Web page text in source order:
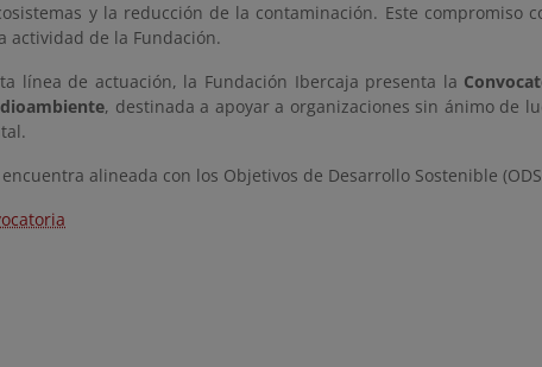
y la reducción de la contaminación. Este compromiso
actividad de la Fundación.
línea de actuación, la Fundación Ibercaja presenta la
, destinada a apoyar a organizaciones sin ánimo de
alineada con los Objetivos de Desarrollo Sostenible